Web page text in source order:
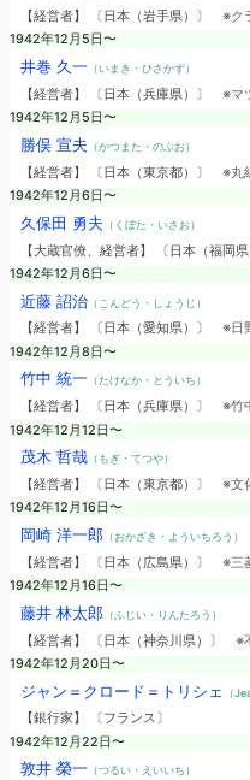
【経営者】 〔日本（岩手県）〕 ※ク
1942年12月5日〜
井巻 久一（いまき・ひさかず）
【経営者】 〔日本（兵庫県）〕 ※マ
1942年12月5日〜
勝俣 宣夫 （かつまた・のぶお）
【経営者】 〔日本（東京都）〕 ※丸
1942年12月6日〜
久保田 勇夫 （くぼた・いさお）
【大蔵官僚、経営者】 〔日本（福岡
1942年12月6日〜
近藤 詔治（こんどう・しょうじ）
【経営者】 〔日本（愛知県）〕 ※日
1942年12月8日〜
竹中 統一（たけなか・とういち）
【経営者】 〔日本（兵庫県）〕 ※竹
1942年12月12日〜
茂木 哲哉（もぎ・てつや）
【経営者】 〔日本（東京都）〕 ※文
1942年12月16日〜
岡崎 洋一郎（おかざき・よういちろう）
【経営者】 〔日本（広島県）〕 ※三
1942年12月16日〜
藤井 林太郎（ふじい・りんたろう）
【経営者】 〔日本（神奈川県）〕 ※
1942年12月20日〜
ジャン＝クロード＝トリシェ （
【銀行家】 〔フランス〕
1942年12月22日〜
敦井 榮一（つるい・えいいち）